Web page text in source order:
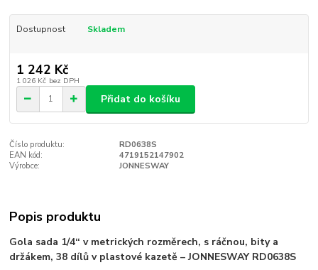
Dostupnost Skladem
1 242 Kč
1 026 Kč bez DPH
Přidat do košíku
Číslo produktu:
RD0638S
EAN kód:
4719152147902
Výrobce:
JONNESWAY
Popis produktu
Gola sada 1/4“ v metrických rozměrech, s ráčnou, bity a
držákem, 38 dílů v plastové kazetě – JONNESWAY RD0638S